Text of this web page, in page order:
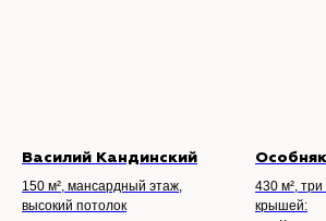
Василий Кандинский
150 м², мансардный этаж,
высокий потолок
430 м²,
крышей: